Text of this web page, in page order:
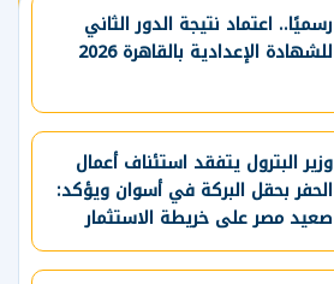
رسميًا.. اعتماد نتيجة الدور الثاني
للشهادة الإعدادية بالقاهرة 2026
وزير البترول يتفقد استئناف أعمال
الحفر بحقل البركة في أسوان ويؤكد:
صعيد مصر على خريطة الاستثمار
البترولي